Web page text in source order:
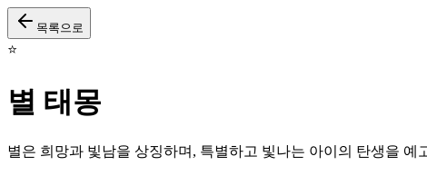
목록으로
⭐
별 태몽
별은 희망과 빛남을 상징하며, 특별하고 빛나는 아이의 탄생을 예